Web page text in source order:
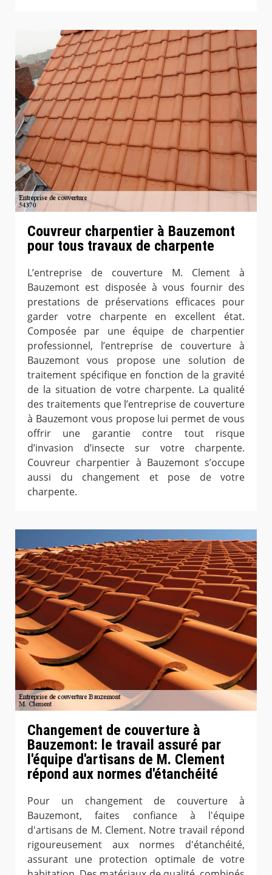
Couvreur charpentier à Bauzemont
pour tous travaux de charpente
L’entreprise de couverture M. Clement à
Bauzemont est disposée à vous fournir des
prestations de préservations efficaces pour
garder votre charpente en excellent état.
Composée par une équipe de charpentier
professionnel, l’entreprise de couverture à
Bauzemont vous propose une solution de
traitement spécifique en fonction de la gravité
de la situation de votre charpente. La qualité
des traitements que l’entreprise de couverture
à Bauzemont vous propose lui permet de vous
offrir une garantie contre tout risque
d’invasion d’insecte sur votre charpente.
Couvreur charpentier à Bauzemont s’occupe
aussi du changement et pose de votre
charpente.
Changement de couverture à
Bauzemont: le travail assuré par
l'équipe d'artisans de M. Clement
répond aux normes d'étanchéité
Pour un changement de couverture à
Bauzemont, faites confiance à l'équipe
d'artisans de M. Clement. Notre travail répond
rigoureusement aux normes d'étanchéité,
assurant une protection optimale de votre